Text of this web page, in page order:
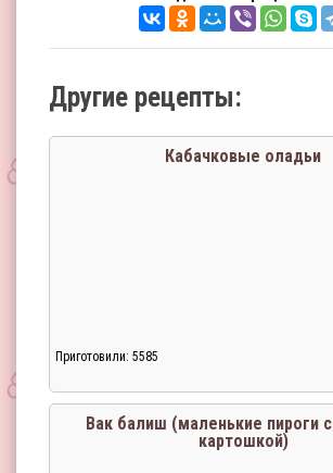
Другие рецепты:
Кабачковые оладьи
Приготовили: 5585
Вак балиш (маленькие пироги
картошкой)